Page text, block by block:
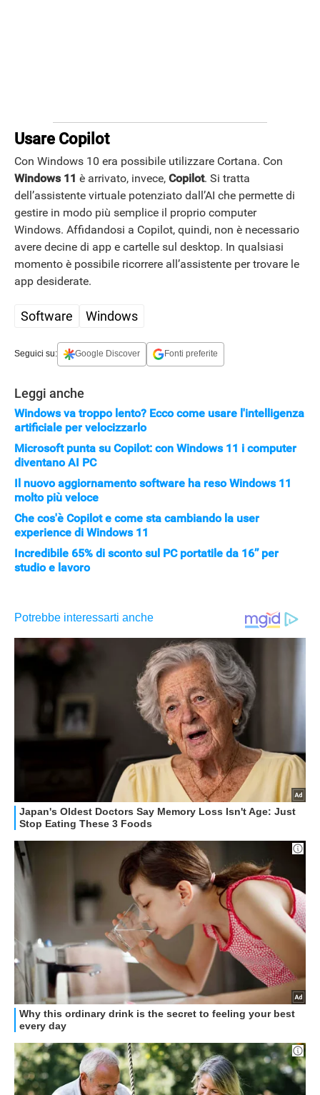
APPLE
Usare Copilot
Con Windows 10 era possibile utilizzare Cortana. Con
Windows 11 è arrivato, invece, Copilot. Si tratta
dell’assistente virtuale potenziato dall’AI che permette di
gestire in modo più semplice il proprio computer
Windows. Affidandosi a Copilot, quindi, non è necessario
avere decine di app e cartelle sul desktop. In qualsiasi
momento è possibile ricorrere all’assistente per trovare le
app desiderate.
Software Windows
Seguici su: Google Discover Fonti preferite
Leggi anche
Windows va troppo lento? Ecco come usare l'intelligenza
artificiale per velocizzarlo
Microsoft punta su Copilot: con Windows 11 i computer
diventano AI PC
Il nuovo aggiornamento software ha reso Windows 11
molto più veloce
Che cos'è Copilot e come sta cambiando la user
experience di Windows 11
Incredibile 65% di sconto sul PC portatile da 16’’ per
studio e lavoro